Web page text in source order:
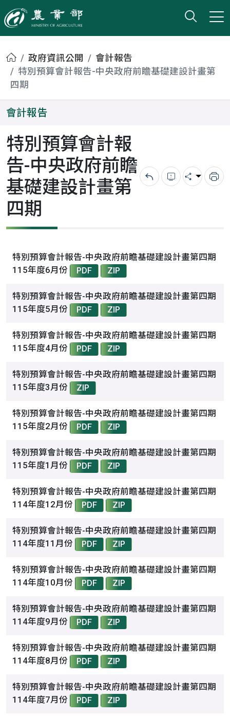
農業部
打開
小版
首頁政府資訊公開
會計報告
特別預算會計報告-中央政府前瞻基礎建設計畫第
四期
會計報告
特別預算會計報
告-中央政府前瞻
基礎建設計畫第
四期
回上一頁錯誤回報
分享 列
特別預算會計報告-中央政府前瞻基礎建設計畫第四期
115年度6月份
PDF ZIP
特別預算會計報告-中央政府前瞻基礎建設計畫第四期
115年度5月份
PDF ZIP
特別預算會計報告-中央政府前瞻基礎建設計畫第四期
115年度4月份
PDF ZIP
特別預算會計報告-中央政府前瞻基礎建設計畫第四期
115年度3月份
ZIP
特別預算會計報告-中央政府前瞻基礎建設計畫第四期
115年度2月份
PDF ZIP
特別預算會計報告-中央政府前瞻基礎建設計畫第四期
115年度1月份
PDF ZIP
特別預算會計報告-中央政府前瞻基礎建設計畫第四期
114年度12月份
PDF ZIP
特別預算會計報告-中央政府前瞻基礎建設計畫第四期
114年度11月份
PDF ZIP
特別預算會計報告-中央政府前瞻基礎建設計畫第四期
114年度10月份
PDF ZIP
特別預算會計報告-中央政府前瞻基礎建設計畫第四期
114年度9月份
PDF ZIP
特別預算會計報告-中央政府前瞻基礎建設計畫第四期
114年度8月份
PDF ZIP
特別預算會計報告-中央政府前瞻基礎建設計畫第四期
114年度7月份
PDF ZIP